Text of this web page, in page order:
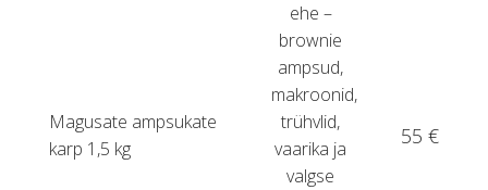
Magusate ampsukate
karp 1,5 kg
ehe –
brownie
ampsud,
makroonid,
trühvlid,
vaarika ja
valgse
55 €